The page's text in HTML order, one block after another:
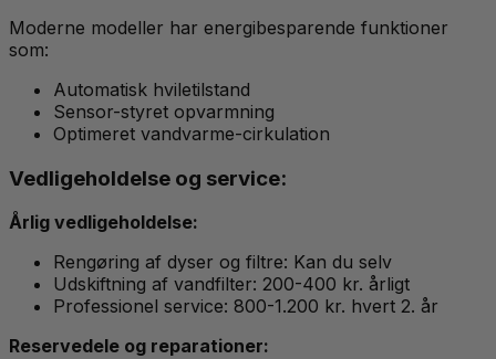
Moderne modeller har energibesparende funktioner
som:
Automatisk hviletilstand
Sensor-styret opvarmning
Optimeret vandvarme-cirkulation
Vedligeholdelse og service:
Årlig vedligeholdelse:
Rengøring af dyser og filtre: Kan du selv
Udskiftning af vandfilter: 200-400 kr. årligt
Professionel service: 800-1.200 kr. hvert 2. år
Reservedele og reparationer: